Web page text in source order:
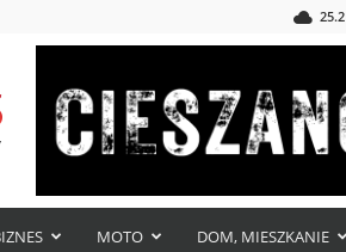
25.2
MOTO DOM, MIESZKANIE